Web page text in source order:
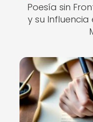
Poesía sin
y su